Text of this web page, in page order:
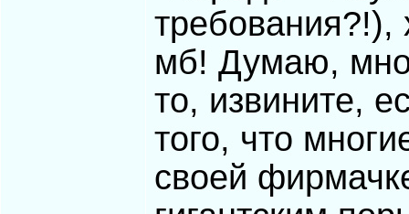
требования?!),
мб! Думаю,
то, извините,
того, что
своей